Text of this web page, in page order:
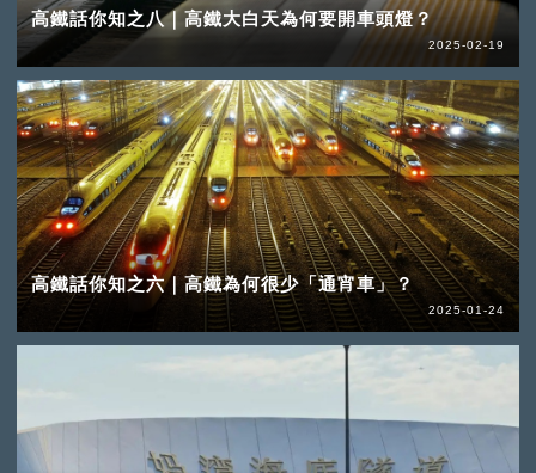
高鐵話你知之八｜高鐵大白天為何要開車頭燈？
2025-02-19
高鐵話你知之六｜高鐵為何很少「通宵車」？
2025-01-24